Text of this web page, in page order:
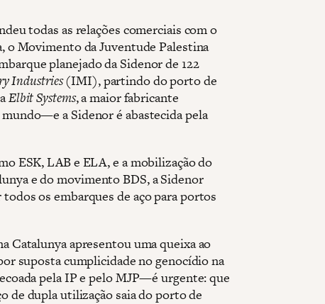
todas as relações comerciais com o
o Movimento da Juventude Palestina
planejado da Sidenor de 122
Industries(IMI), partindo do porto de
Elbit Systems, a maior fabricante
a Sidenor é abastecida pela
ESK, LAB e ELA, e a mobilização do
e do movimento BDS, a Sidenor
os embarques de aço para portos
Catalunya apresentou uma queixa ao
suposta cumplicidade no genocídio na
pela IP e pelo MJP—é urgente: que
de dupla utilização saia do porto de